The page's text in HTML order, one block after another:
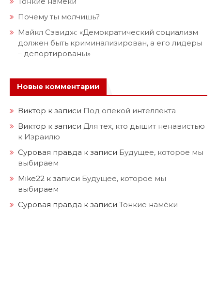
Почему ты молчишь?
Майкл Сэвидж: «Демократический социализм
должен быть криминализирован, а его лидеры
– депортированы»
Новые комментарии
Виктор к записи Под опекой интеллекта
Виктор к записи Для тех, кто дышит ненавистью
к Израилю
Суровая правда к записи Будущее, которое мы
выбираем
Mike22 к записи Будущее, которое мы
выбираем
Суровая правда к записи Тонкие намёки